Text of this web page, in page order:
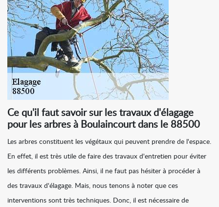
Ce qu'il faut savoir sur les travaux d'élagage
pour les arbres à Boulaincourt dans le 88500
Les arbres constituent les végétaux qui peuvent prendre de l'espace.
En effet, il est très utile de faire des travaux d'entretien pour éviter
les différents problèmes. Ainsi, il ne faut pas hésiter à procéder à
des travaux d'élagage. Mais, nous tenons à noter que ces
interventions sont très techniques. Donc, il est nécessaire de